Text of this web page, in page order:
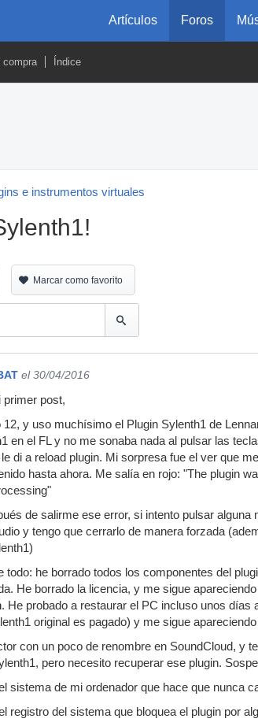
Artículos Foros
compra Índice
e instrumentos virtuales
Marcar como favorito
el 30/04/2016
post,
12, y uso muchísimo el Plugin Sylenth1 de
en el FL y no me sonaba nada al pulsar las
di a reload plugin. Mi sorpresa fue el ver que
hasta ahora. Me salía en rojo: "The plugin
de salirme ese error, si intento pulsar alguna
y tengo que cerrarlo de manera forzada
todo: he borrado todos los componentes del
He borrado la licencia, y me sigue
He probado a restaurar el PC incluso unos
original es pagado) y me sigue
con un poco de renombre en SoundCloud, y
pero necesito recuperar ese plugin.
sistema de mi ordenador que hace que nunca
registro del sistema que bloquea el plugin por